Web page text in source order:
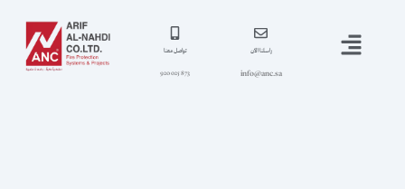
المحتوى
القائمة راسلنا الآن
info@anc.sa
تواصل معنا
873 025 920